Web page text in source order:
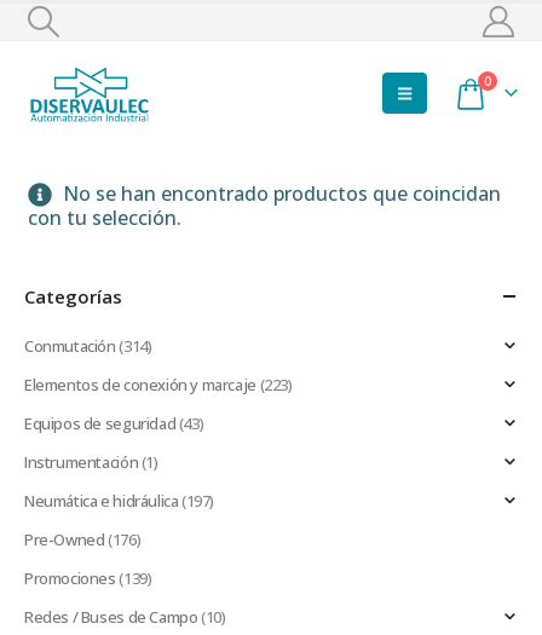
0
No se han encontrado productos que coincidan
con tu selección.
Categorías
Conmutación(314)
Elementos de conexión y marcaje (223)
Equipos de seguridad(43)
Instrumentación(1)
Neumática e hidráulica(197)
Pre-Owned(176)
Promociones(139)
Redes / Buses de Campo(10)